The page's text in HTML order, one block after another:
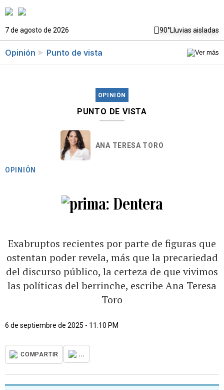
7 de agosto de 2026 90°Lluvias aisladas
Opinión Punto de vista
OPINIÓN
PUNTO DE VISTA
ANA TERESA TORO
OPINIÓN
Dentera
Exabruptos recientes por parte de figuras que
ostentan poder revela, más que la precariedad
del discurso público, la certeza de que vivimos
las políticas del berrinche, escribe Ana Teresa
Toro
6 de septiembre de 2025 - 11:10 PM
COMPARTIR ...